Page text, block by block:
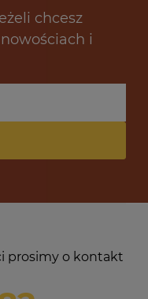
chcesz
i
prosimy o kontakt